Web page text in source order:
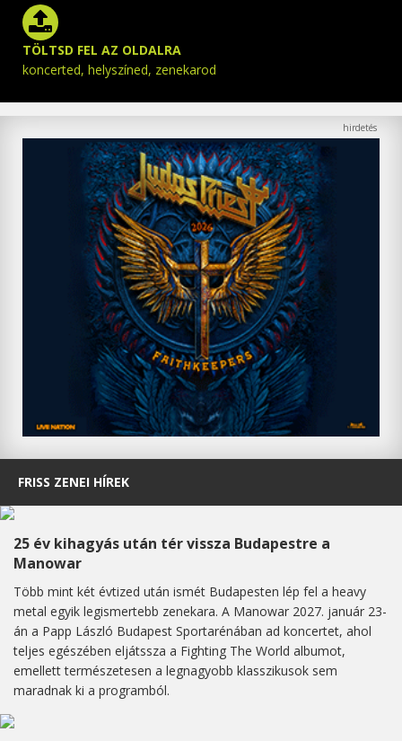
TÖLTSD FEL AZ OLDALRA
koncerted, helyszíned, zenekarod
FRISS ZENEI HÍREK
25 év kihagyás után tér vissza Budapestre a
Manowar
Több mint két évtized után ismét Budapesten lép fel a heavy
metal egyik legismertebb zenekara. A Manowar 2027. január 23-
án a Papp László Budapest Sportarénában ad koncertet, ahol
teljes egészében eljátssza a Fighting The World albumot,
emellett természetesen a legnagyobb klasszikusok sem
maradnak ki a programból.